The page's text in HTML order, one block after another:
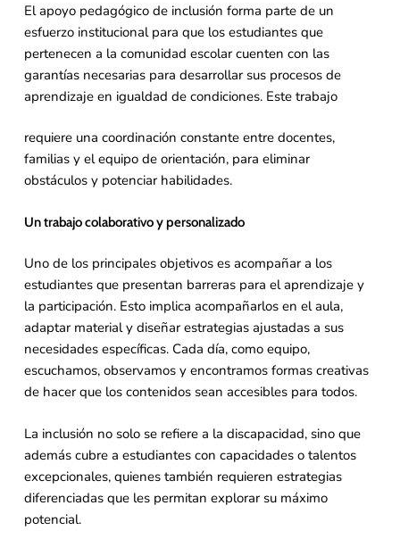
El apoyo pedagógico de inclusión forma parte de un
esfuerzo institucional para que los estudiantes que
pertenecen a la comunidad escolar cuenten con las
garantías necesarias para desarrollar sus procesos de
aprendizaje en igualdad de condiciones. Este trabajo
requiere una coordinación constante entre docentes,
familias y el equipo de orientación, para eliminar
obstáculos y potenciar habilidades.
Un trabajo colaborativo y personalizado
Uno de los principales objetivos es acompañar a los
estudiantes que presentan barreras para el aprendizaje y
la participación. Esto implica acompañarlos en el aula,
adaptar material y diseñar estrategias ajustadas a sus
necesidades específicas. Cada día, como equipo,
escuchamos, observamos y encontramos formas creativas
de hacer que los contenidos sean accesibles para todos.
La inclusión no solo se refiere a la discapacidad, sino que
además cubre a estudiantes con capacidades o talentos
excepcionales, quienes también requieren estrategias
diferenciadas que les permitan explorar su máximo
potencial.